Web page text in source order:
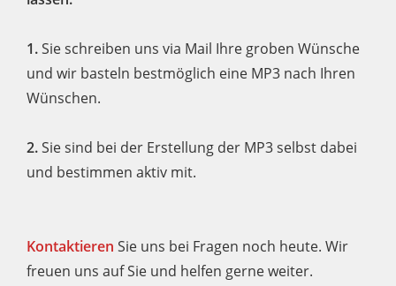
1.Sie schreiben uns via Mail Ihre groben Wünsche
und wir basteln bestmöglich eine MP3 nach Ihren
Wünschen.
2.Sie sind bei der Erstellung der MP3 selbst dabei
und bestimmen aktiv mit.
Kontaktieren Sie uns bei Fragen noch heute. Wir
freuen uns auf Sie und helfen gerne weiter.